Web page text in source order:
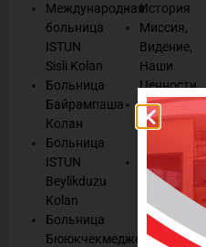
Международная
больница
ISTUN
Sisli Kolan
Больница
Байрампаша
Колан
Больница
ISTUN
Beylikduzu
Kolan
Больница
Бююкчекмедже
История
Миссия,
Видение,
Наши
Ценности
Система
управления
качеством
HСистема
правами
пациентов
Наш